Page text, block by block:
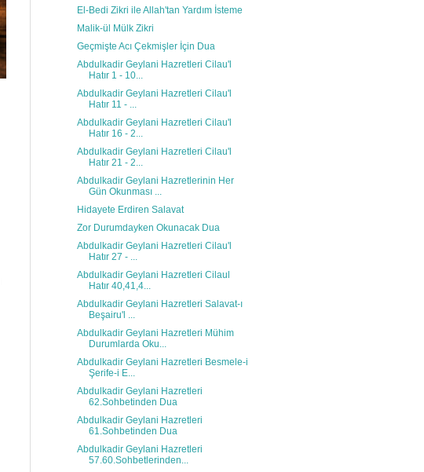
El-Bedi Zikri ile Allah'tan Yardım İsteme
Malik-ül Mülk Zikri
Geçmişte Acı Çekmişler İçin Dua
Abdulkadir Geylani Hazretleri Cilau'l
Hatır 1 - 10...
Abdulkadir Geylani Hazretleri Cilau'l
Hatır 11 - ...
Abdulkadir Geylani Hazretleri Cilau'l
Hatır 16 - 2...
Abdulkadir Geylani Hazretleri Cilau'l
Hatır 21 - 2...
Abdulkadir Geylani Hazretlerinin Her
Gün Okunması ...
Hidayete Erdiren Salavat
Zor Durumdayken Okunacak Dua
Abdulkadir Geylani Hazretleri Cilau'l
Hatır 27 - ...
Abdulkadir Geylani Hazretleri Cilaul
Hatır 40,41,4...
Abdulkadir Geylani Hazretleri Salavat-ı
Beşairu'l ...
Abdulkadir Geylani Hazretleri Mühim
Durumlarda Oku...
Abdulkadir Geylani Hazretleri Besmele-i
Şerife-i E...
Abdulkadir Geylani Hazretleri
62.Sohbetinden Dua
Abdulkadir Geylani Hazretleri
61.Sohbetinden Dua
Abdulkadir Geylani Hazretleri
57.60.Sohbetlerinden...